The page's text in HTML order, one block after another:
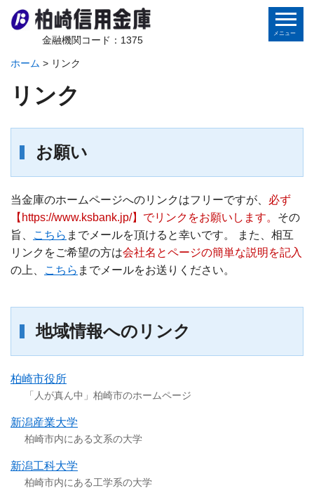
金融機関コード：1375
法人のお客さま
地域の皆様へ
インターネットバンキング
ホーム > リンク
リンク
お願い
当金庫のホームページへのリンクはフリーですが、 必ず
【https://www.ksbank.jp/】でリンクをお願いします。 その
旨、
こちら までメールを頂けると幸いです。 また、相互
リンクをご希望の方は会社名とページの簡単な説明を記入
の上、
こちら までメールをお送りください。
地域情報へのリンク
柏崎市役所
「人が真ん中」柏崎市のホームページ
新潟産業大学
柏崎市内にある文系の大学
新潟工科大学
柏崎市内にある工学系の大学